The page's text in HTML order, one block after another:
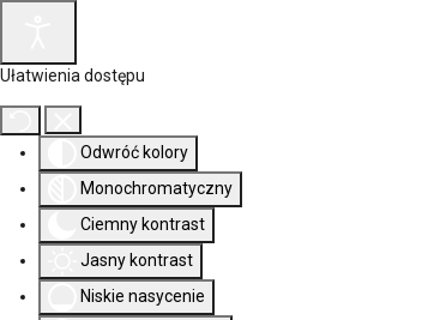
Ułatwienia dostępu
Odwróć kolory
Monochromatyczny
Ciemny kontrast
Jasny kontrast
Niskie nasycenie